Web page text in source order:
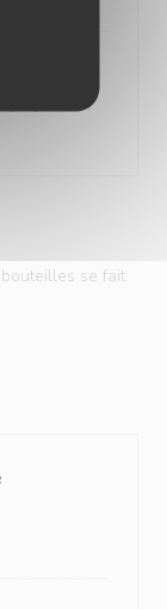
gingembre)
se fait